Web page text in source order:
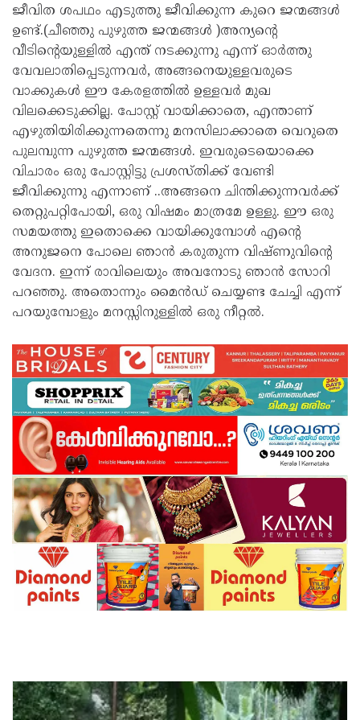
ജീവിത ശപഥം എടുത്തു ജീവിക്കുന്ന കുറെ ജന്മങ്ങള്‍
ഉണ്ട്.(ചീഞ്ഞു പുഴുത്ത ജന്മങ്ങള്‍ )അന്യന്റെ
വീടിന്റെയുള്ളില്‍ എന്ത് നടക്കുന്നു എന്ന് ഓര്‍ത്തു
വേവലാതിപ്പെടുന്നവര്‍, അങ്ങനെയുള്ളവരുടെ
വാക്കുകള്‍ ഈ കേരളത്തില്‍ ഉള്ളവര്‍ മുഖ
വിലക്കെടുക്കില്ല. പോസ്റ്റ് വായിക്കാതെ, എന്താണ്
എഴുതിയിരിക്കുന്നതെന്നു മനസിലാക്കാതെ വെറുതെ
പുലമ്പുന്ന പുഴുത്ത ജന്മങ്ങള്‍. ഇവരുടെയൊക്കെ
വിചാരം ഒരു പോസ്റ്റിട്ടു പ്രശസ്തിക്ക് വേണ്ടി
ജീവിക്കുന്നു എന്നാണ് ..അങ്ങനെ ചിന്തിക്കുന്നവര്‍ക്ക്
തെറ്റുപറ്റിപോയി, ഒരു വിഷമം മാത്രമേ ഉള്ളു. ഈ ഒരു
സമയത്തു ഇതൊക്കെ വായിക്കുമ്പോള്‍ എന്റെ
അനുജനെ പോലെ ഞാന്‍ കരുതുന്ന വിഷ്ണുവിന്റെ
വേദന. ഇന്ന് രാവിലെയും അവനോടു ഞാന്‍ സോറി
പറഞ്ഞു. അതൊന്നും മൈന്‍ഡ് ചെയ്യണ്ട ചേച്ചി എന്ന്
പറയുമ്പോളും മനസ്സിനുള്ളില്‍ ഒരു നീറ്റല്‍.